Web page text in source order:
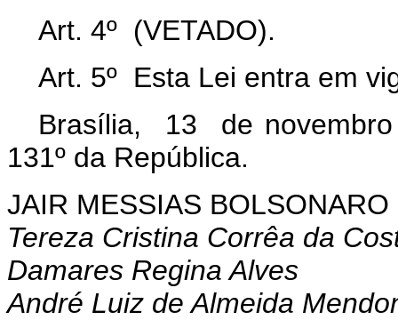
Art. 4º (VETADO).
Art. 5º Esta Lei entra em
Brasília, 13 de novembro
131º da República.
JAIR MESSIAS BOLSONARO
Tereza Cristina Corrêa da
Damares Regina Alves
André Luiz de Almeida